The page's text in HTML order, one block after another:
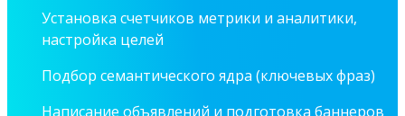
Установка счетчиков метрики и аналитики,
настройка целей
Подбор семантического ядра (ключевых фраз)
Написание объявлений и подготовка баннеров